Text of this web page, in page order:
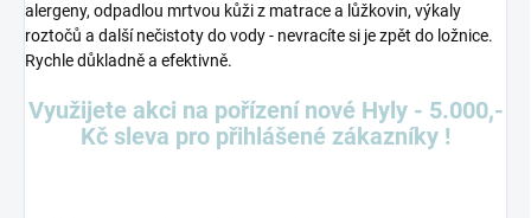
alergeny, odpadlou mrtvou kůži z matrace a lůžkovin, výkaly
roztočů a další nečistoty do vody - nevracíte si je zpět do ložnice.
Rychle důkladně a efektivně.
Využijete akci na pořízení nové Hyly - 5.000,-
Kč sleva pro přihlášené zákazníky !